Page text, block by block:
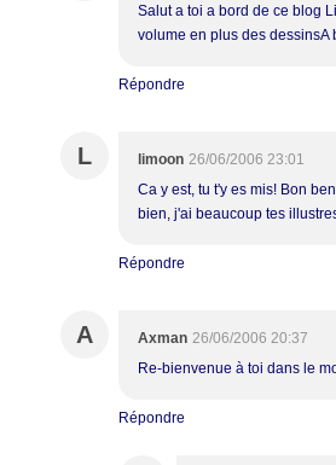
Salut a toi a bord de ce blog
volume en plus des dessinsA
Répondre
L limoon 26/06/2006 23:01
Ca y est, tu t'y es mis! Bon
bien, j'ai beaucoup tes
Répondre
A Axman 26/06/2006 20:37
Re-bienvenue à toi dans le
Répondre